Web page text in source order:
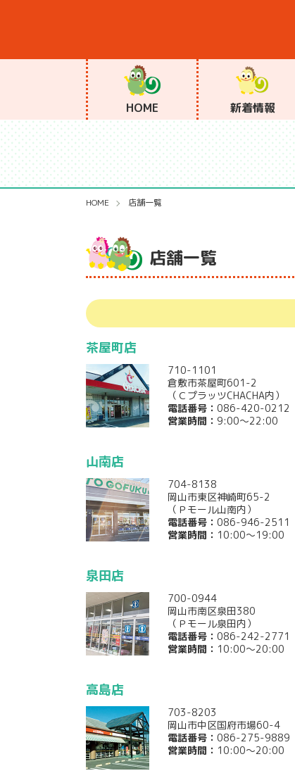
HOME 新着情報
HOME 店舗一覧
店舗一覧
茶屋町店
710-1101
倉敷市茶屋町601-2
（ＣプラッツCHACHA内）
電話番号： 086-420-0212
営業時間： 9:00～22:00
山南店
704-8138
岡山市東区神崎町65-2
（Ｐモール山南内）
電話番号： 086-946-2511
営業時間： 10:00～19:00
泉田店
700-0944
岡山市南区泉田380
（Ｐモール泉田内）
電話番号： 086-242-2771
営業時間： 10:00～20:00
高島店
703-8203
岡山市中区国府市場60-4
電話番号： 086-275-9889
営業時間： 10:00～20:00